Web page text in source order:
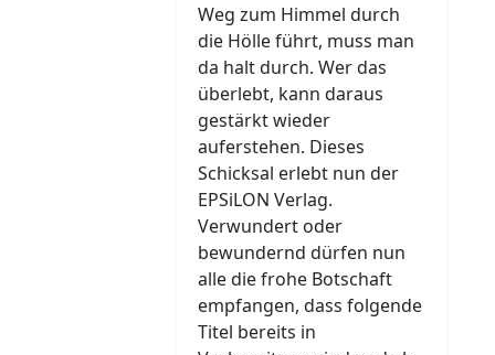
Weg zum Himmel durch
die Hölle führt, muss man
da halt durch. Wer das
überlebt, kann daraus
gestärkt wieder
auferstehen. Dieses
Schicksal erlebt nun der
EPSiLON Verlag.
Verwundert oder
bewundernd dürfen nun
alle die frohe Botschaft
empfangen, dass folgende
Titel bereits in